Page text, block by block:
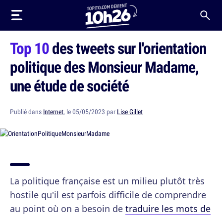
Top 10des tweets sur l'orientation
politique des Monsieur Madame,
une étude de société
Publié dans Internet, le 05/05/2023 par Lise Gillet
La politique française est un milieu plutôt très
hostile qu'il est parfois difficile de comprendre
au point où on a besoin de traduire les mots de